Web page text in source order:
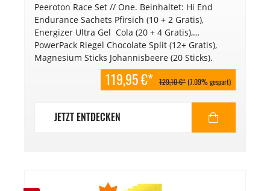
Peeroton Race Set // One. Beinhaltet: Hi End
Endurance Sachets Pfirsich (10 + 2 Gratis),
Energizer Ultra Gel Cola (20 + 4 Gratis),
PowerPack Riegel Chocolate Split (12+ Gratis),
Magnesium Sticks Johannisbeere (20 Sticks).
119,95 €* 129,10 €*(7.09% gespart)
JETZT ENTDECKEN